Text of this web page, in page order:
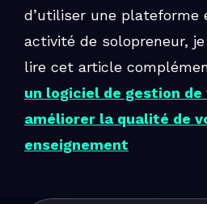
d’utiliser une plateforme
activité de solopreneur,
lire cet article
un logiciel de gestion
améliorer la qualité de
enseignement